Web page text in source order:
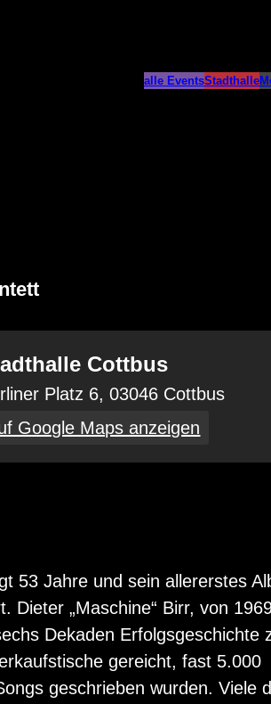
alle EventsStadthalle
Cottbus
Platz 6, 03046 Cottbus
Google Maps anzeigen
53 Jahre und sein allererstes
„Maschine“ Birr, von
Dekaden Erfolgsgeschichte
gereicht, fast 5.000
geschrieben wurden. Viele